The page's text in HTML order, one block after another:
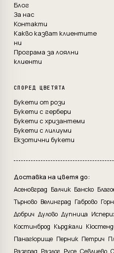
Блог
За нас
Контакти
Какво казват клиентите
ни
Програма за лоялни
клиенти
СПОРЕД ЦВЕТЯТА
Букети от рози
Букети с гербери
Букети с хризантеми
Букети с лилиуми
Екзотични букети
Доставка на цветя до:
Асеновград Балчик Банско
Търново Велинград Габрово
Добрич Дулово Дупница
Костинброд Кърджали
Панагюрище Перник Петрич
Разград Разлог Русе Севлиево